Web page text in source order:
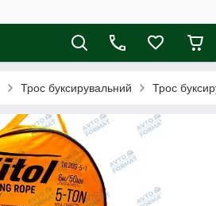
Трос буксирувальний Трос